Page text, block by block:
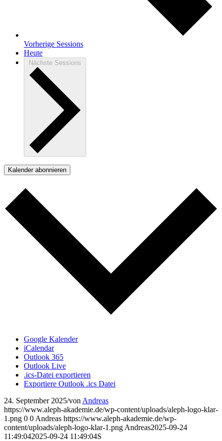
Vorherige Sessions
Heute
Nächste Sessions
Kalender abonnieren
Google Kalender
iCalendar
Outlook 365
Outlook Live
.ics-Datei exportieren
Exportiere Outlook .ics Datei
24. September 2025/von Andreas
https://www.aleph-akademie.de/wp-content/uploads/aleph-logo-klar-
1.png 0 0 Andreas https://www.aleph-akademie.de/wp-
content/uploads/aleph-logo-klar-1.png Andreas2025-09-24
11:49:042025-09-24 11:49:04S